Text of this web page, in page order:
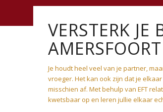
VERSTERK
AMERSFOORT
Je houdt heel veel van je partner,
vroeger. Het kan ook zijn dat je
misschien af. Met behulp van EFT
kwetsbaar op en leren jullie elkaar